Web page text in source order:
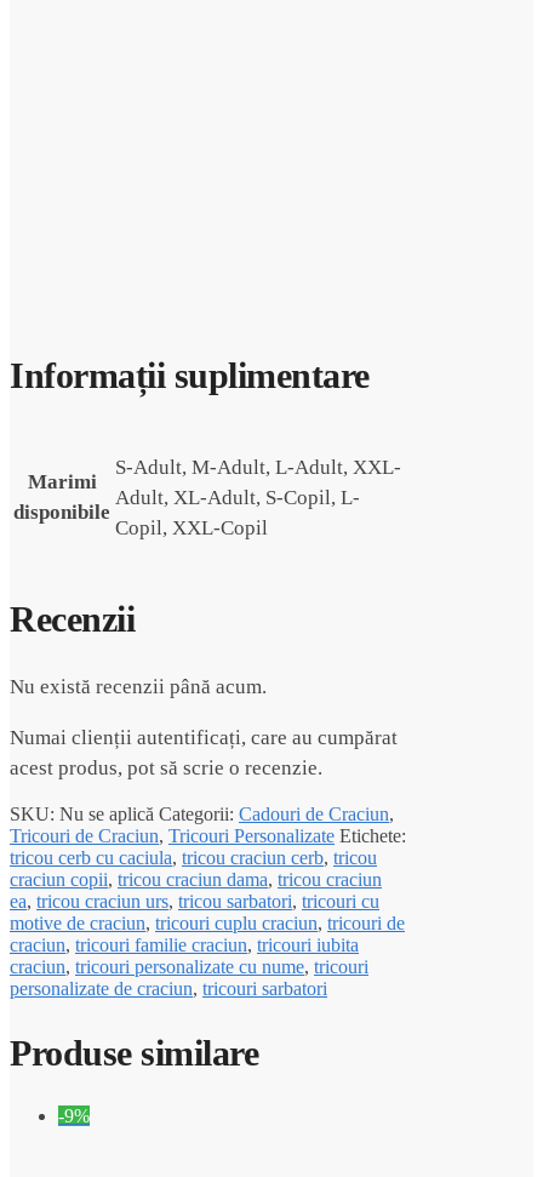
Informații suplimentare
Marimi
disponibile
S-Adult, M-Adult, L-Adult, XXL-
Adult, XL-Adult, S-Copil, L-
Copil, XXL-Copil
Recenzii
Nu există recenzii până acum.
Numai clienții autentificați, care au cumpărat
acest produs, pot să scrie o recenzie.
SKU: Nu se aplică Categorii: Cadouri de Craciun,
Tricouri de Craciun, Tricouri Personalizate Etichete:
tricou cerb cu caciula, tricou craciun cerb, tricou
craciun copii, tricou craciun dama, tricou craciun
ea, tricou craciun urs, tricou sarbatori, tricouri cu
motive de craciun, tricouri cuplu craciun, tricouri de
craciun, tricouri familie craciun, tricouri iubita
craciun, tricouri personalizate cu nume, tricouri
personalizate de craciun, tricouri sarbatori
Produse similare
-9%